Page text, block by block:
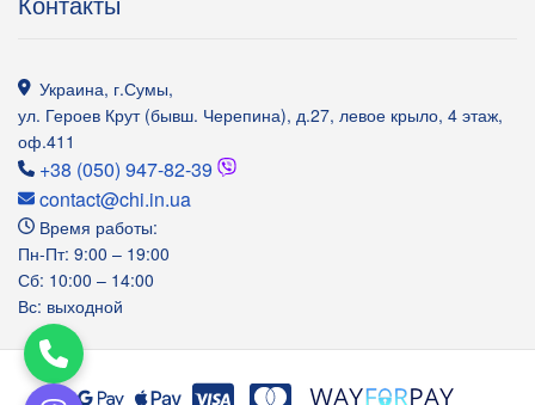
Украина, г.Сумы,
ул. Героев Крут (бывш. Черепина), д.27, левое крыло, 4 этаж,
оф.411
+38 (050) 947-82-39
contact@chi.in.ua
Время работы:
Пн-Пт: 9:00 – 19:00
Сб: 10:00 – 14:00
Вс: выходной